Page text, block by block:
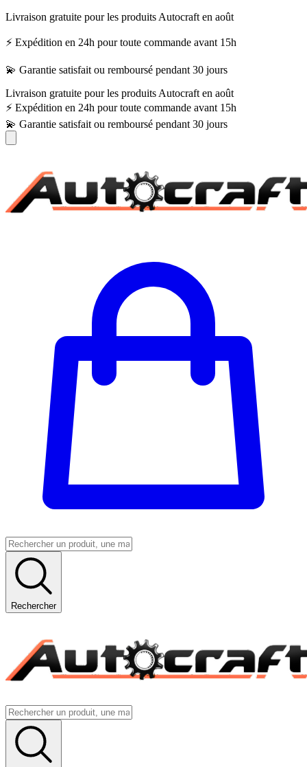
Livraison gratuite pour les produits Autocraft en août
⚡ Expédition en 24h pour toute commande avant 15h
💫 Garantie satisfait ou remboursé pendant 30 jours
Livraison gratuite pour les produits Autocraft en août
⚡ Expédition en 24h pour toute commande avant 15h
💫 Garantie satisfait ou remboursé pendant 30 jours
Rechercher